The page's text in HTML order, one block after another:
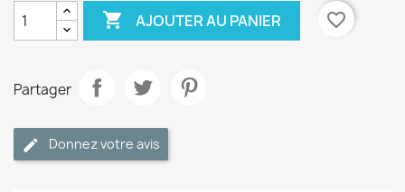
 AJOUTER AU PANIER favorite_border
Partager
Donnez votre avis